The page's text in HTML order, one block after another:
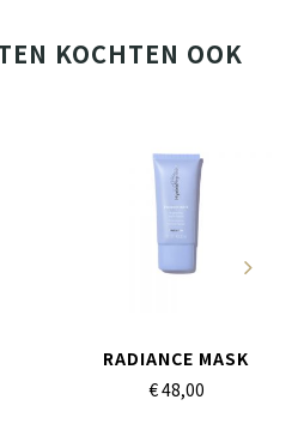
KOCHTEN OOK
RADIANCE MASK
€ 48,00